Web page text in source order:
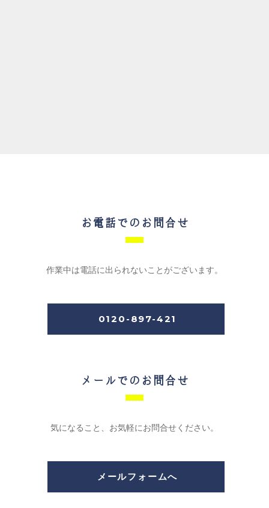
お電話でのお問合せ
作業中は電話に出られないことがございます。
0120-897-421
メールでのお問合せ
気になること、お気軽にお問合せください。
メールフォームへ